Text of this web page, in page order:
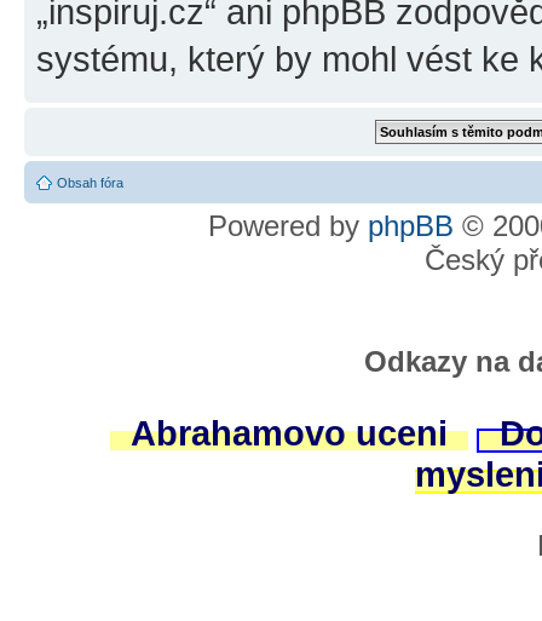
„inspiruj.cz“ ani phpBB
systému, který by mohl vést ke
Obsah fóra
Powered by phpBB ©
Český
Odkazy na
Abrahamovo uceni